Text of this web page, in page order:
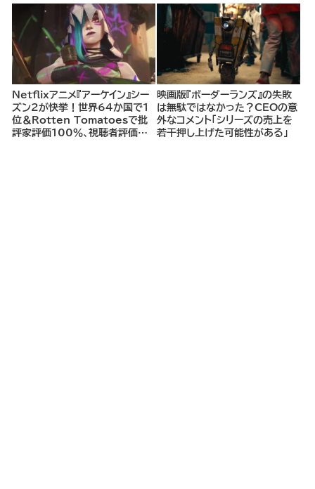
し”の可能性を指摘
Netflixアニメ『アーケイン』シー
ズン2が快挙！世界64か国で1
位＆Rotten Tomatoesで批
評家評価100％、視聴者評価
映画版『ボーダーランズ』の失敗
は無駄ではなかった？CEOの意
外なコメント「シリーズの売上を
若干押し上げた可能性がある」